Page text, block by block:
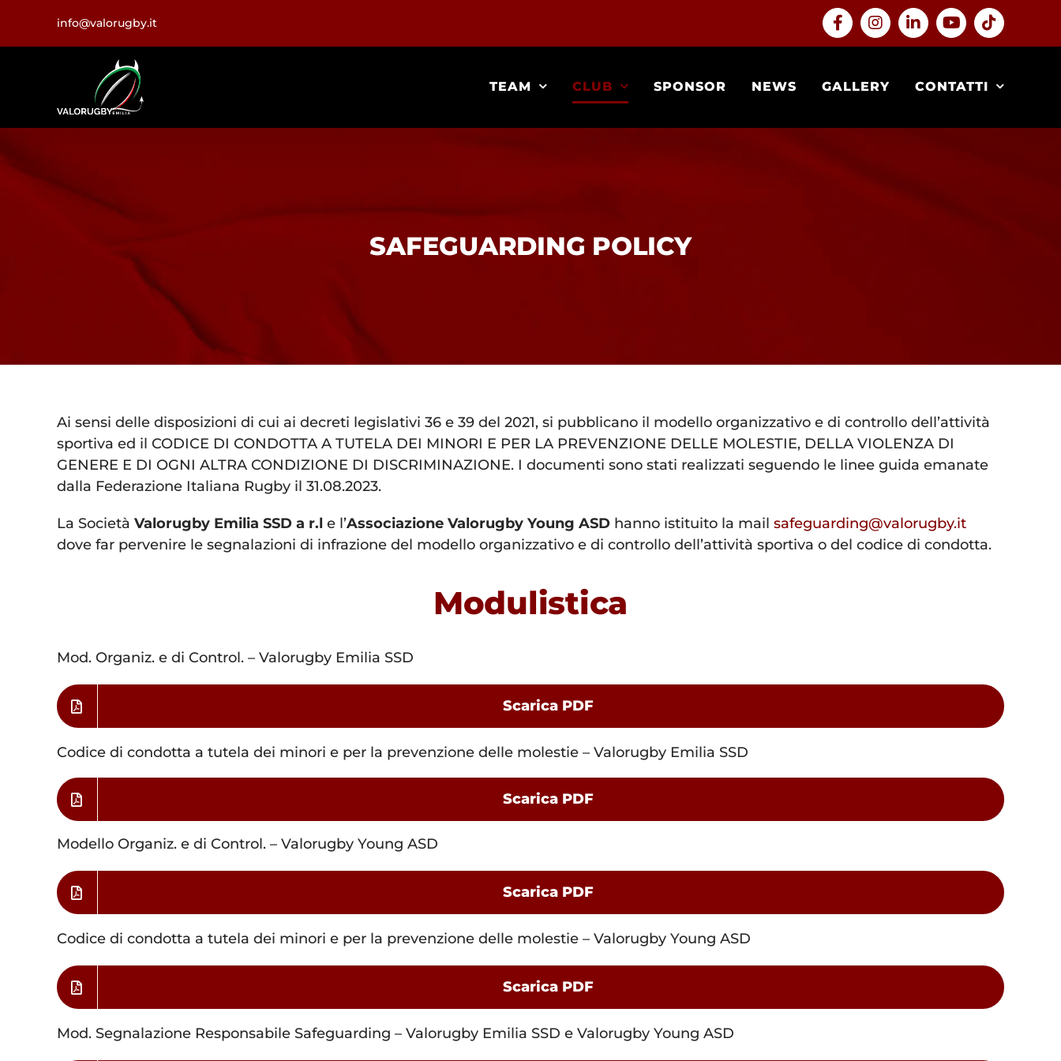
contenuto
info@valorugby.it FacebookInstagramLinkedInYouTubeTiktok
TEAM CLUB SPONSOR NEWS GALLERY CONTATTI
SAFEGUARDING POLICY
Ai sensi delle disposizioni di cui ai decreti legislativi 36 e 39 del 2021, si pubblicano il modello organizzativo e di controllo dell’attività
sportiva ed il CODICE DI CONDOTTA A TUTELA DEI MINORI E PER LA PREVENZIONE DELLE MOLESTIE, DELLA VIOLENZA DI
GENERE E DI OGNI ALTRA CONDIZIONE DI DISCRIMINAZIONE. I documenti sono stati realizzati seguendo le linee guida emanate
dalla Federazione Italiana Rugby il 31.08.2023.
La Società Valorugby Emilia SSD a r.l e l’Associazione Valorugby Young ASDhanno istituito la mail safeguarding@valorugby.it
dove far pervenire le segnalazioni di infrazione del modello organizzativo e di controllo dell’attività sportiva o del codice di condotta.
Modulistica
Mod. Organiz. e di Control. – Valorugby Emilia SSD
Scarica PDF
Codice di condotta a tutela dei minori e per la prevenzione delle molestie – Valorugby Emilia SSD
Scarica PDF
Modello Organiz. e di Control. – Valorugby Young ASD
Scarica PDF
Codice di condotta a tutela dei minori e per la prevenzione delle molestie – Valorugby Young ASD
Scarica PDF
Mod. Segnalazione Responsabile Safeguarding – Valorugby Emilia SSD e Valorugby Young ASD